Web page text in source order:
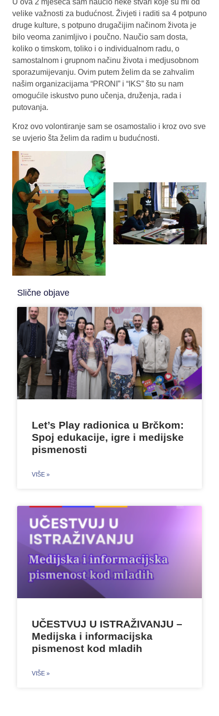
U ova 2 mjeseca sam naučio neke stvari koje su mi od
velike važnosti za budućnost. Živjeti i raditi sa 4 potpuno
druge kulture, s potpuno drugačijim načinom života je
bilo veoma zanimljivo i poučno. Naučio sam dosta,
koliko o timskom, toliko i o individualnom radu, o
samostalnom i grupnom načinu života i medjusobnom
sporazumijevanju. Ovim putem želim da se zahvalim
našim organizacijama “PRONI” i “IKS” što su nam
omogućile iskustvo puno učenja, druženja, rada i
putovanja.
Kroz ovo volontiranje sam se osamostalio i kroz ovo sve
se uvjerio šta želim da radim u budućnosti.
Slične objave
Let’s Play radionica u Brčkom:
Spoj edukacije, igre i medijske
pismenosti
VIŠE »
UČESTVUJ U ISTRAŽIVANJU –
Medijska i informacijska
pismenost kod mladih
VIŠE »